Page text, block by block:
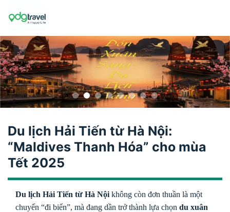
Du lịch Hải Tiến từ Hà Nội:
“Maldives Thanh Hóa” cho mùa
Tết 2025
Du lịch Hải Tiến từ Hà Nội không còn đơn thuần là một
chuyến “đi biển”, mà đang dần trở thành lựa chọn du xuân